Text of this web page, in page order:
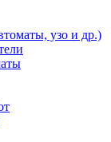
узо и др.)